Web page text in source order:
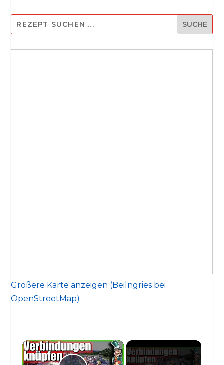
Größere Karte anzeigen (Beilngries bei
OpenStreetMap)
×